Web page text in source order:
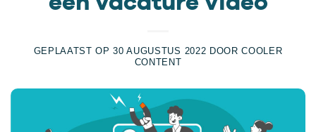
GEPLAATST OP30 AUGUSTUS 2022 DOORCOOLER
CONTENT